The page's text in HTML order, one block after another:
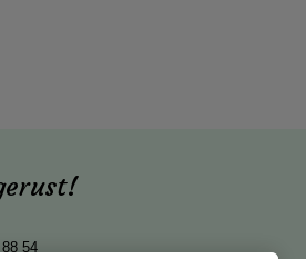
54